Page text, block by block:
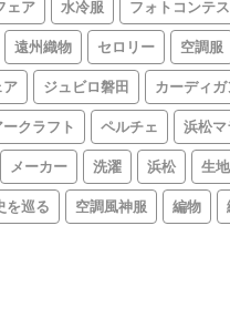
ェア 水冷服 フォトコンテ
遠州織物 セロリー 空調服
ア ジュビロ磐田 カーディガ
ークラフト ペルチェ 浜松マ
メーカー 洗濯 浜松 生地
を巡る 空調風神服 編物